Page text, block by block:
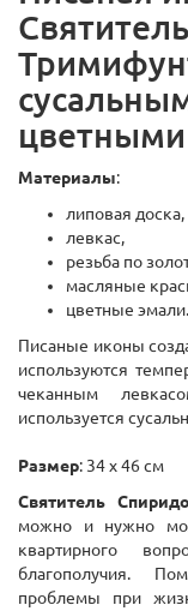
Материалы:
липовая доска,
левкас,
резьба по
масляные
цветные эмали.
Писаные иконы
используются
чеканным
используется
Размер: 34 х 46 см
Святитель
можно и нужно
квартирного
благополучия.
проблемы при